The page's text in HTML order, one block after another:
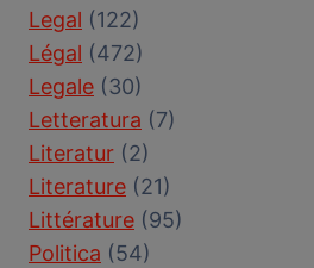
Legal (122)
Légal (472)
Legale (30)
Letteratura (7)
Literatur (2)
Literature (21)
Littérature (95)
Politica (54)